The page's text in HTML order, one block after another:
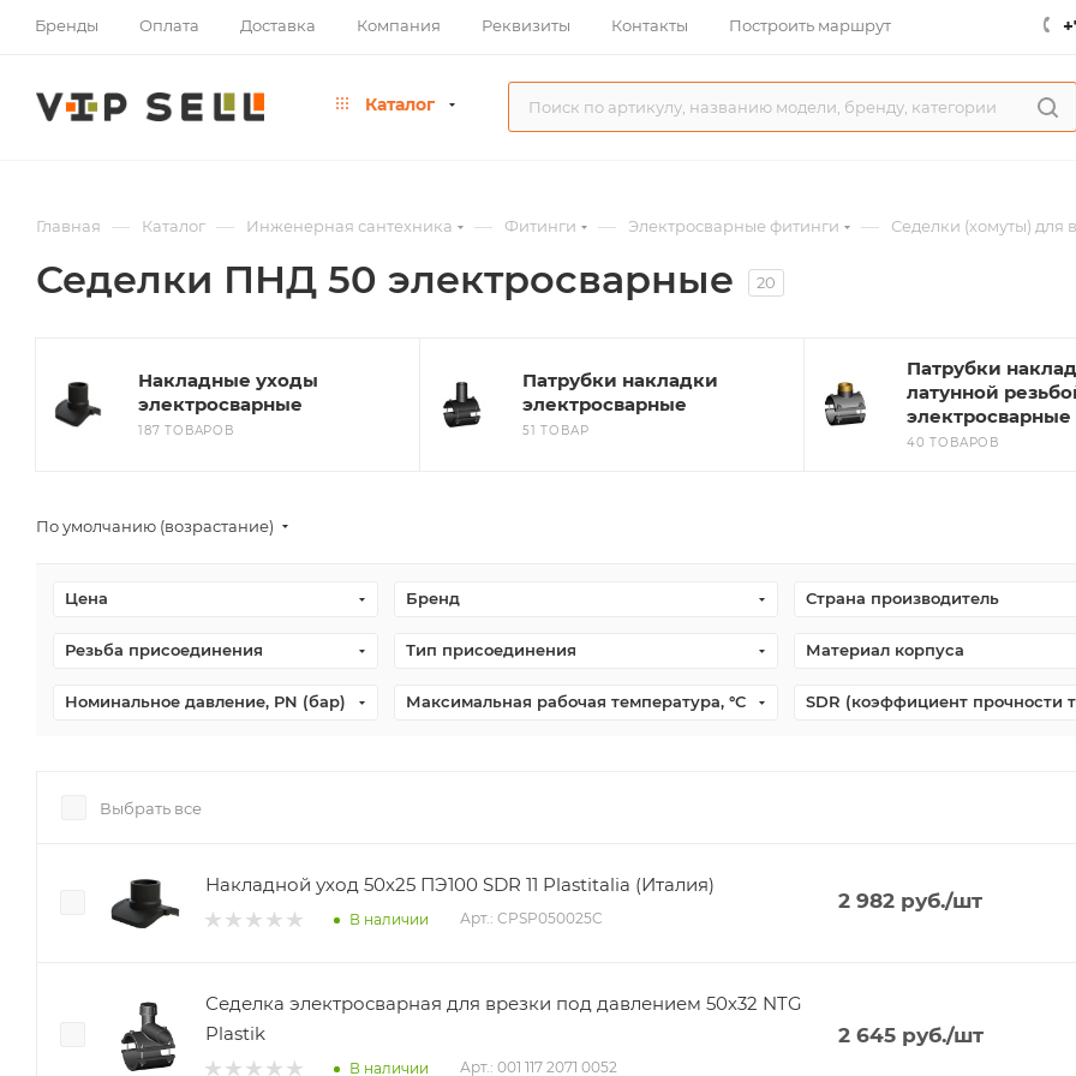
Бренды Оплата Доставка Компания Реквизиты Контакты Построить маршрут
Каталог
Главная — Каталог — Инженерная сантехника — Фитинги — Электросварные фитинги — Седелки (хомуты) для
Седелки ПНД 50 электросварные 20
Накладные уходы
электросварные
187 ТОВАРОВ
Патрубки накладки
электросварные
51 ТОВАР
Патрубки
латунной
электросварные
40 ТОВАРОВ
По умолчанию (возрастание)
Цена Бренд Страна производитель
Резьба присоединения Тип присоединения Материал корпуса
Номинальное давление, PN (бар) Максимальная рабочая температура, °С SDR (коэффициент прочности
Выбрать все
Накладной уход 50х25 ПЭ100 SDR 11 Plastitalia (Италия)
В наличии Арт.: CPSP050025C
2 982 руб./шт
Седелка электросварная для врезки под давлением 50х32 NTG
Plastik
В наличии Арт.: 001 117 2071 0052
2 645 руб./шт